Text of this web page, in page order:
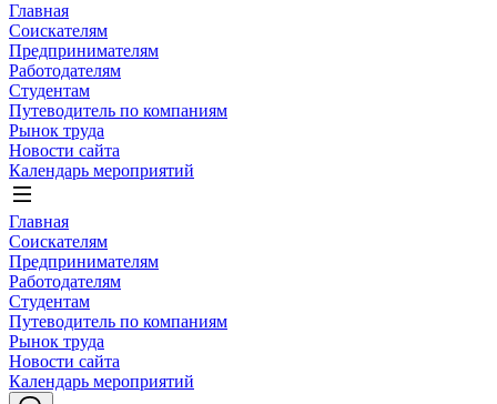
Главная
Соискателям
Предпринимателям
Работодателям
Студентам
Путеводитель по компаниям
Рынок труда
Новости сайта
Календарь мероприятий
Главная
Соискателям
Предпринимателям
Работодателям
Студентам
Путеводитель по компаниям
Рынок труда
Новости сайта
Календарь мероприятий